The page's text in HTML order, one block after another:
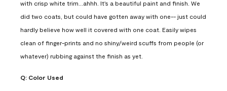
with crisp white trim...ahhh. It's a beautiful paint and finish. We
did two coats, but could have gotten away with one-- just could
hardly believe how well it covered with one coat. Easily wipes
clean of finger-prints and no shiny/weird scuffs from people (or
whatever) rubbing against the finish as yet.
Q: Color Used